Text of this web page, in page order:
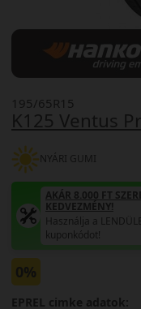
K125 Ventus
195/65R15
NYÁRI GUMI
AKÁR 8.000 FT
KEDVEZMÉNY!
Használja a
kuponkódot!
0%
EPREL cimke adatok: